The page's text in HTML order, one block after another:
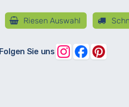
Riesen Auswahl
Folgen Sie uns